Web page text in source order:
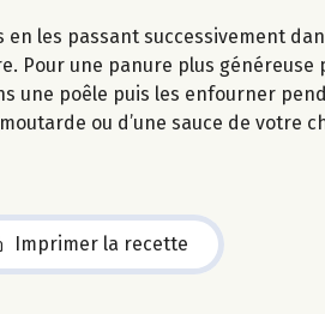
les passant successivement
Pour une panure plus
une poêle puis les enfourner
ou d’une sauce de votre
Imprimer la recette